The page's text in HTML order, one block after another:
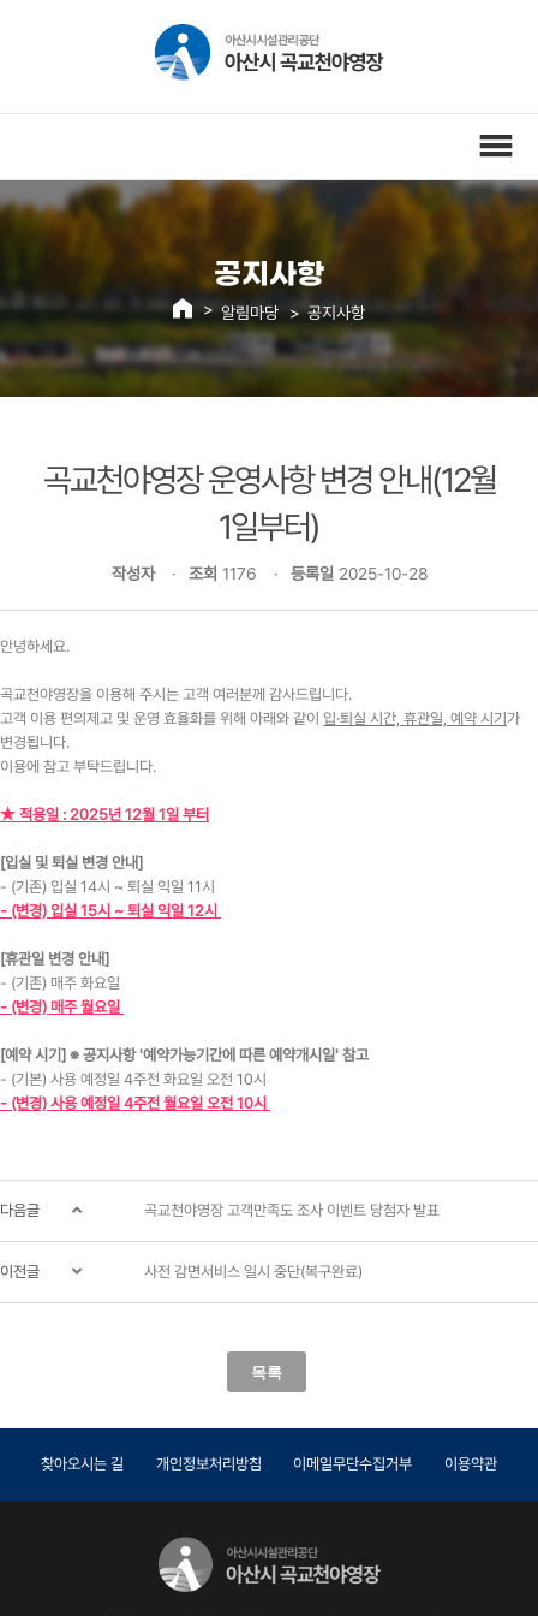
공지사항
알림마당 공지사항
곡교천야영장 운영사항 변경 안내(12월
1일부터)
작성자 조회 1176 등록일 2025-10-28
안녕하세요.
곡교천야영장을 이용해 주시는 고객 여러분께 감사드립니다.
고객 이용 편의제고 및 운영 효율화를 위해 아래와 같이 입·퇴실 시간, 휴관일, 예약 시기 가
변경됩니다.
이용에 참고 부탁드립니다.
★ 적용일 : 2025년 12월 1일 부터
[입실 및 퇴실 변경 안내]
- (기존) 입실 14시 ~ 퇴실 익일 11시
- (변경) 입실 15시 ~ 퇴실 익일 12시
[휴관일 변경 안내]
- (기존) 매주 화요일
- (변경) 매주 월요일
[예약 시기] ※ 공지사항 '예약가능기간에 따른 예약개시일' 참고
- (기본) 사용 예정일 4주전 화요일 오전 10시
- (변경) 사용 예정일 4주전 월요일 오전 10시
다음글 곡교천야영장 고객만족도 조사 이벤트 당첨자 발표
이전글 사전 감면서비스 일시 중단(복구완료)
목록
찾아오시는 길 개인정보처리방침 이메일무단수집거부 이용약관